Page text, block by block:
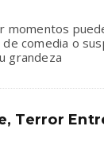
momentos
de comedia o
grandeza
Terror